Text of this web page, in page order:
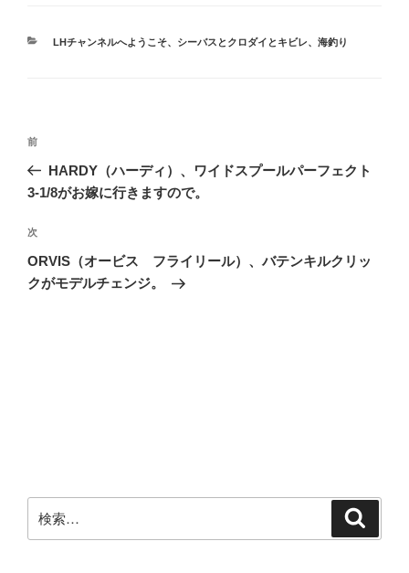
カ
LHチャンネルへようこそ、 シーバスとクロダイとキビレ、 海釣り
投
ナ
ゲ
ー
シ
前
の
投
前
HARDY（ハーディ）、ワイドスプールパーフェクト
3-1/8がお嫁に行きますので。
次
の
投
次
ORVIS（オービス フライリール）、バテンキルクリッ
クがモデルチェンジ。
索: